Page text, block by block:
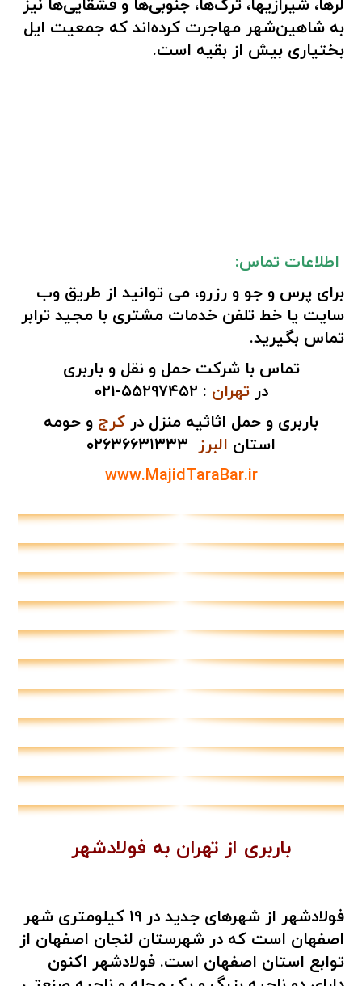
لرها، شیرازیها، ترک‌ها، جنوبی‌ها و قشقایی‌ها نیز
به شاهین‌شهر مهاجرت کرده‌اند که جمعیت ایل
بختیاری بیش از بقیه است.
اطلاعات تماس:
برای پرس و جو و رزرو، می توانید از طریقوب
سایت یاخط تلفن خدمات مشتری با مجید ترابر
تماس بگیرید.
تماس با شرکت حمل و نقل و باربری
درتهران :
باربری و حمل اثاثیه منزل در کرج و حومه
استان البرز ۰۲۶۳۶۶۳۱۳۳۳
www.MajidTaraBar.ir
باربری از تهران به فولادشهر
فولادشهر از شهرهای جدید در ۱۹ کیلومتری شهر
اصفهان است که در شهرستان لنجان اصفهان از
توابع استان اصفهان است. فولادشهر اکنون